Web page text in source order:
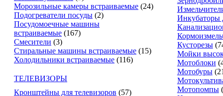
Морозильные камеры встраиваемые (24)
Подогреватели посуды (2)
Посудомоечные машины
встраиваемые (167)
Смесители (3)
Стиральные машины встраиваемые (15)
Холодильники встраиваемые (116)
ТЕЛЕВИЗОРЫ
Кронштейны для телевизоров (57)
Инкубаторы
Кусторезы
Мойки
Мотоблоки
Мотобуры
Мотопомпы